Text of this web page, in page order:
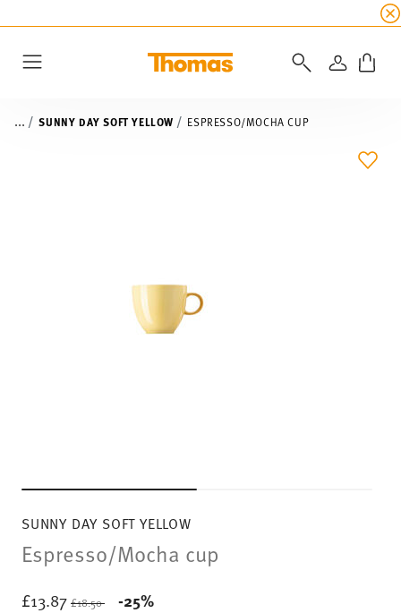
all
LOGIN
... SUNNY DAY SOFT YELLOW ESPRESSO/MOCHA CUP
SUNNY DAY SOFT YELLOW
Espresso/Mocha cup
£13.87 Price reduced from
£18.50 -25%
ADD